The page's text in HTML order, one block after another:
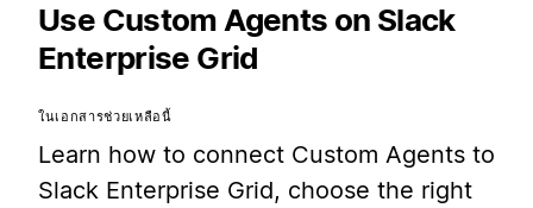
Use Custom Agents on Slack
Enterprise Grid
ในเอกสารช่วยเหลือนี้
Learn how to connect Custom Agents to
Slack Enterprise Grid, choose the right